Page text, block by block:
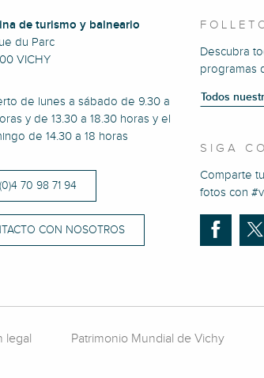
de turismo y balneario
du Parc
VICHY
de lunes a sábado de 9.30 a
y de 13.30 a 18.30 horas y el
de 14.30 a 18 horas
70 98 71 94
CON NOSOTROS
Descubra
programas
Todos
SIGA
Comparte
fotos con
legal Patrimonio Mundial de Vichy